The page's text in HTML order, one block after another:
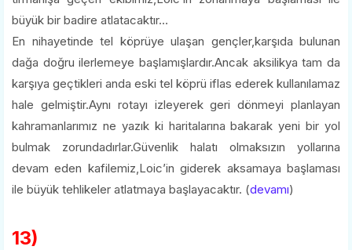
büyük bir badire atlatacaktır…
En nihayetinde tel köprüye ulaşan gençler,karşıda bulunan
dağa doğru ilerlemeye başlamışlardır.Ancak aksilikya tam da
karşıya geçtikleri anda eski tel köprü iflas ederek kullanılamaz
hale gelmiştir.Aynı rotayı izleyerek geri dönmeyi planlayan
kahramanlarımız ne yazık ki haritalarına bakarak yeni bir yol
bulmak zorundadırlar.Güvenlik halatı olmaksızın yollarına
devam eden kafilemiz,Loic’in giderek aksamaya başlaması
ile büyük tehlikeler atlatmaya başlayacaktır. (devamı)
13)